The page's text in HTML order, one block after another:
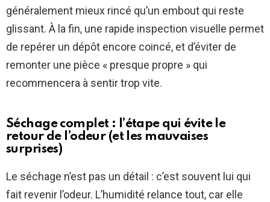
généralement mieux rincé qu’un embout qui reste
glissant. À la fin, une rapide inspection visuelle permet
de repérer un dépôt encore coincé, et d’éviter de
remonter une pièce « presque propre » qui
recommencera à sentir trop vite.
Séchage complet : l’étape qui évite le
retour de l’odeur (et les mauvaises
surprises)
Le séchage n’est pas un détail : c’est souvent lui qui
fait revenir l’odeur. L’humidité relance tout, car elle